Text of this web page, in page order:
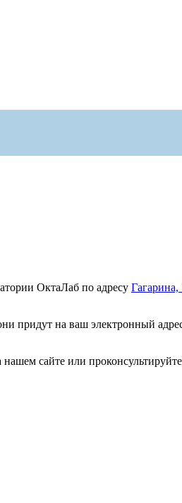
ОктаЛаб по адресу Гагарина,
придут на ваш электронный
сайте или